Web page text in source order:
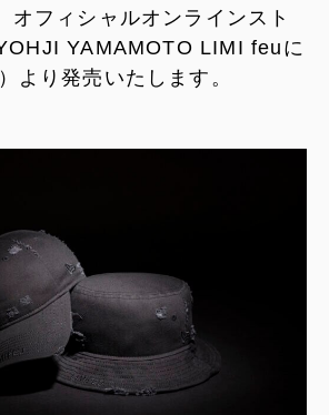
オフィシャルオンラインスト
YAMAMOTO LIMI feuに
より発売いたします。